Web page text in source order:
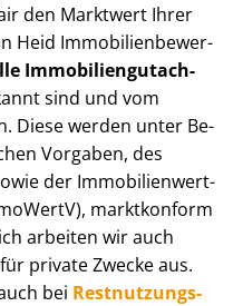
den Marktwert Ihrer
Heid Im­mo­bi­li­en­be­wer­
Im­mo­bi­li­en­gut­ach­
sind und vom
Diese werden unter Be­
Vorgaben, des
der Im­mo­bi­li­en­wert­
marktkonform
arbeiten wir auch
für private Zwecke aus.
bei Rest­nut­zungs­